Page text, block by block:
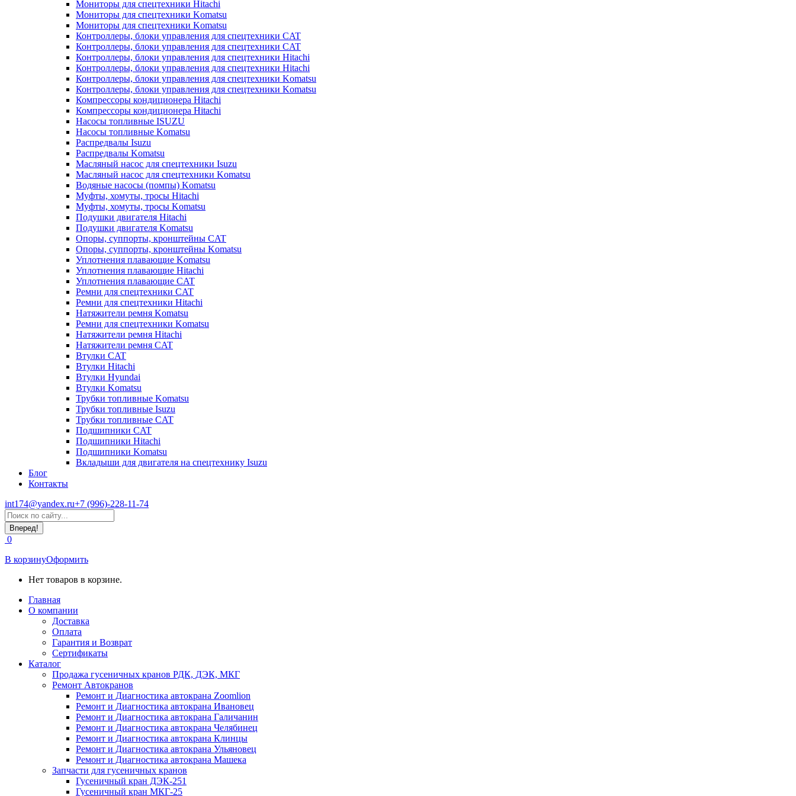
Мониторы для спецтехники Hitachi
Мониторы для спецтехники Komatsu
Мониторы для спецтехники Komatsu
Контроллеры, блоки управления для спецтехники CAT
Контроллеры, блоки управления для спецтехники CAT
Контроллеры, блоки управления для спецтехники Hitachi
Контроллеры, блоки управления для спецтехники Hitachi
Контроллеры, блоки управления для спецтехники Komatsu
Контроллеры, блоки управления для спецтехники Komatsu
Компрессоры кондиционера Hitachi
Компрессоры кондиционера Hitachi
Насосы топливные ISUZU
Насосы топливные Komatsu
Распредвалы Isuzu
Распредвалы Komatsu
Масляный насос для спецтехники Isuzu
Масляный насос для спецтехники Komatsu
Водяные насосы (помпы) Komatsu
Муфты, хомуты, тросы Hitachi
Муфты, хомуты, тросы Komatsu
Подушки двигателя Hitachi
Подушки двигателя Komatsu
Опоры, суппорты, кронштейны CAT
Опоры, суппорты, кронштейны Komatsu
Уплотнения плавающие Komatsu
Уплотнения плавающие Hitachi
Уплотнения плавающие CAT
Ремни для спецтехники CAT
Ремни для спецтехники Hitachi
Натяжители ремня Komatsu
Ремни для спецтехники Komatsu
Натяжители ремня Hitachi
Натяжители ремня CAT
Втулки CAT
Втулки Hitachi
Втулки Hyundai
Втулки Komatsu
Трубки топливные Komatsu
Трубки топливные Isuzu
Трубки топливные CAT
Подшипники CAT
Подшипники Hitachi
Подшипники Komatsu
Вкладыши для двигателя на спецтехнику Isuzu
Блог
Контакты
int174@yandex.ru+7 (996)-228-11-74
Страница
WhatsApp
открывается
в
новом
окне
Поиск:
0
В корзинуОформить
Нет товаров в корзине.
Главная
О компании
Доставка
Оплата
Гарантия и Возврат
Сертификаты
Каталог
Продажа гусеничных кранов РДК, ДЭК, МКГ
Ремонт Автокранов
Ремонт и Диагностика автокрана Zoomlion
Ремонт и Диагностика автокрана Ивановец
Ремонт и Диагностика автокрана Галичанин
Ремонт и Диагностика автокрана Челябинец
Ремонт и Диагностика автокрана Клинцы
Ремонт и Диагностика автокрана Ульяновец
Ремонт и Диагностика автокрана Машека
Запчасти для гусеничных кранов
Гусеничный кран ДЭК-251
Гусеничный кран МКГ-25